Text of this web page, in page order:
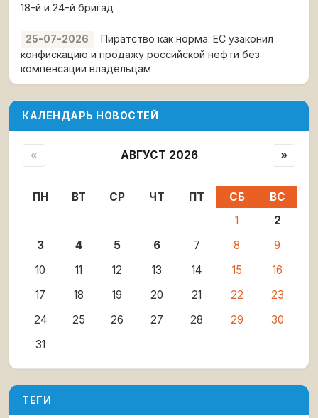
18-й и 24-й бригад
25-07-2026
Пиратство как норма: ЕС узаконил
конфискацию и продажу российской нефти без
компенсации владельцам
КАЛЕНДАРЬ НОВОСТЕЙ
« АВГУСТ 2026 »
ПН ВТ СР ЧТ ПТ СБ
ВС
1
2
3
4 5 6 7 8
9
10
11 12 13 14 15
16
17
18 19 20 21 22
23
24
25 26 27 28 29
30
31
ТЕГИ